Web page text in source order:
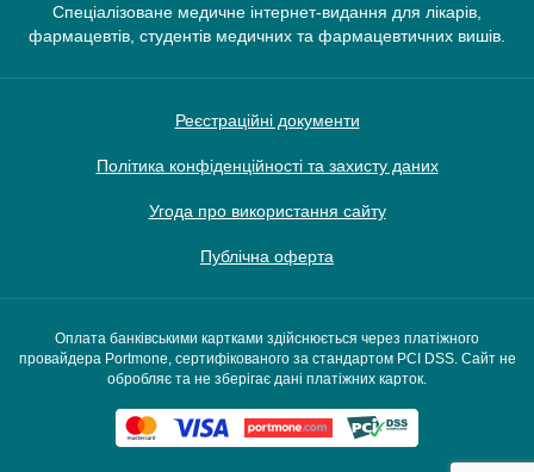
Спеціалізоване медичне інтернет-видання для лікарів,
фармацевтів, студентів медичних та фармацевтичних вишів.
Реєстраційні документи
Політика конфіденційності та захисту даних
Угода про використання сайту
Публічна оферта
Оплата банківськими картками здійснюється через платіжного
провайдера Portmone, сертифікованого за стандартом PCI DSS. Сайт не
обробляє та не зберігає дані платіжних карток.